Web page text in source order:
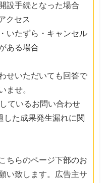
設手続となった場合
クセス
いたずら・キャンセル
ある場合
せいただいても回答で
ませ。
ているお問い合わせ
した成果発生漏れに関
ちらのページ下部のお
い致します。広告主サ